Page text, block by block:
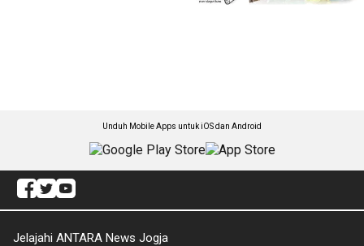
Unduh Mobile Apps untuk iOS dan Android
Jelajahi ANTARA News Jogja